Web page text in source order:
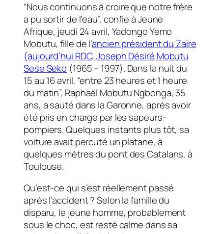
“Nous continuons à croire que notre frère
a pu sortir de l’eau”, confie àJeune
Afrique, jeudi 24 avril, Yadongo Yemo
Mobutu, fille de l’ancien président du Zaïre
(aujourd’hui RDC, Joseph Désiré Mobutu
Sese Seko (1965 – 1997). Dans la nuit du
15 au 16 avril, “entre 23 heures et 1 heure
du matin”, Raphaël Mobutu Ngbonga, 35
ans, a sauté dans la Garonne, après avoir
été pris en charge par les sapeurs-
pompiers. Quelques instants plus tôt, sa
voiture avait percuté un platane, à
quelques mètres du pont des Catalans, à
Toulouse.
Qu’est-ce qui s’est réellement passé
après l’accident ? Selon la famille du
disparu, le jeune homme, probablement
sous le choc, est resté calme dans sa